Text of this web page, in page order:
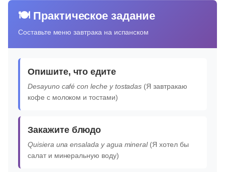
🍽️ Практическое задание
Составьте меню завтрака на испанском
Опишите, что едите
Desayuno café con leche y tostadas (Я завтракаю
кофе с молоком и тостами)
Закажите блюдо
Quisiera una ensalada y agua mineral(Я хотел бы
салат и минеральную воду)